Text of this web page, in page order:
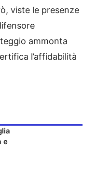
viste le presenze
ammonta
l’affidabilità
e